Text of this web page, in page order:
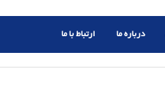
درباره ما ارتباط با ما